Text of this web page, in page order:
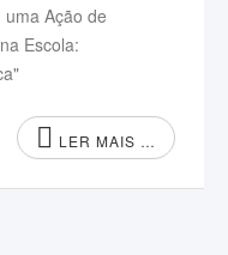
Ação de
Escola:
LER MAIS …